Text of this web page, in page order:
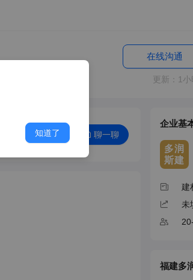
在线沟通
更新：1小
聊一聊
企业基
多润
斯建
建
未
福建多
知道了